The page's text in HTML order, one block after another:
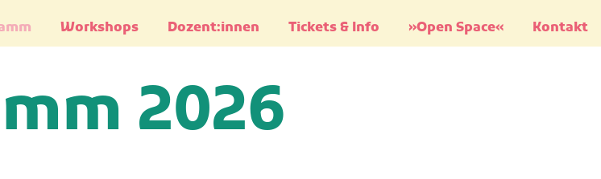
Workshops Dozent:innen Tickets & Info »Open Space« Kontakt
2026